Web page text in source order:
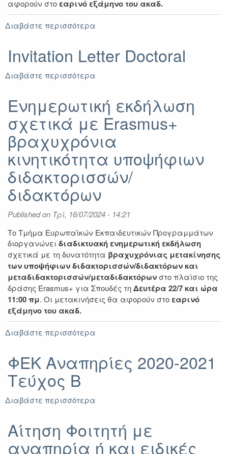
αφορούν στο εαρινό εξάμηνο του ακαδ.
Διαβάστε περισσότερα
αιτήσεων
υποψήφιων
διδακτορισσών/
διδακτόρων
Invitation Letter Doctoral
Διαβάστε περισσότερα
Doctoral
Ενημερωτική εκδήλωση
σχετικά με Erasmus+
βραχυχρόνια
κινητικότητα υποψήφιων
διδακτορισσών/
διδακτόρων
Published on Τρί, 16/07/2024 - 14:21
Το Τμήμα Ευρωπαϊκών Εκπαιδευτικών Προγραμμάτων
διοργανώνει διαδικτυακή ενημερωτική εκδήλωση
σχετικά με τη δυνατότητα βραχυχρόνιας μετακίνησης
των υποψήφιων διδακτορισσών/διδακτόρων και
μεταδιδακτορισσών/μεταδιδακτόρων στο πλαίσιο της
δράσης Erasmus+ για Σπουδές τηΔευτέρα 22/7 και ώρα
11:00 πμ. Οι μετακινήσεις θα αφορούν στο εαρινό
εξάμηνο του ακαδ.
Διαβάστε περισσότερα
σχετικά
με
διδακτορισσών/
διδακτόρων
ΦΕΚ Αναπηρίες 2020-2021
Τεύχος Β
Διαβάστε περισσότερα
2020-
2021
Αίτηση Φοιτητή με
αναπηρία ή και ειδικές